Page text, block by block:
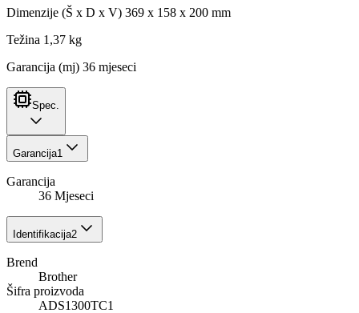
Dimenzije (Š x D x V) 369 x 158 x 200 mm
Težina 1,37 kg
Garancija (mj) 36 mjeseci
Spec.
Garancija1
Garancija
36 Mjeseci
Identifikacija2
Brend
Brother
Šifra proizvoda
ADS1300TC1